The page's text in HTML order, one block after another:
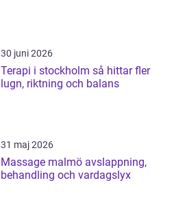
30 juni 2026
Terapi i stockholm så hittar fler
lugn, riktning och balans
31 maj 2026
Massage malmö avslappning,
behandling och vardagslyx